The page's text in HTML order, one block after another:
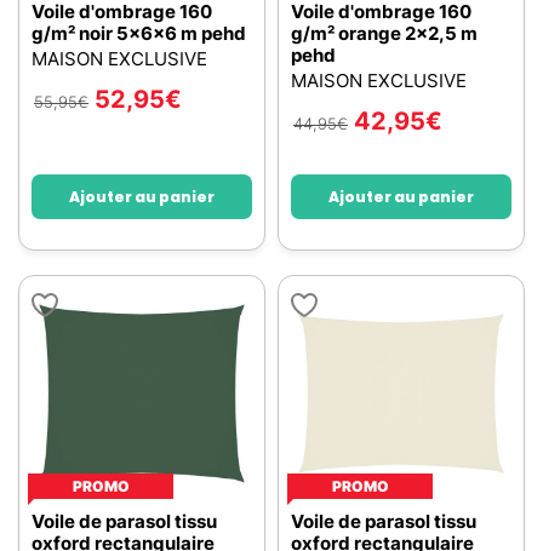
Voile d'ombrage 160
g/m² noir 5x6x6 m pehd
MAISON EXCLUSIVE
55,95€ 52,95€
Ajouter au panier
Voile d'ombrage 160
g/m² orange 2x2,5 m
pehd
MAISON EXCLUSIVE
44,95€ 42,95€
Ajouter au panier
PROMO
Voile de parasol tissu
oxford rectangulaire
PROMO
Voile de parasol tissu
oxford rectangulaire